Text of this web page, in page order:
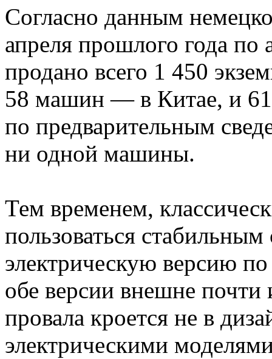
Согласно данным
апреля прошлого года по
продано всего 1 450
58 машин — в Китае, и
по предварительным
ни одной машины.
Тем временем,
пользоваться
электрическую версию
обе версии внешне
провала кроется не в
электрическими